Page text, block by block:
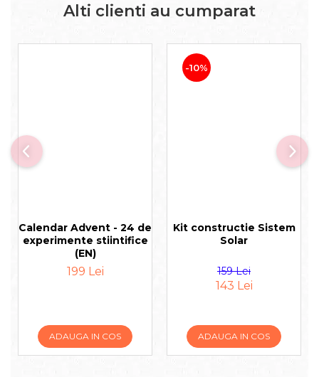
Alti clienti au cumparat
Calendar Advent - 24 de
experimente stiintifice
(EN)
199 Lei
ADAUGA IN COS
-10%
Kit constructie Sistem
Solar
159 Lei
143 Lei
ADAUGA IN COS